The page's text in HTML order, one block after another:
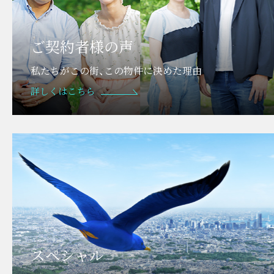
ご契約者様の声
私たちがこの街、この物件に決めた理由
詳しくはこちら
スペシャル